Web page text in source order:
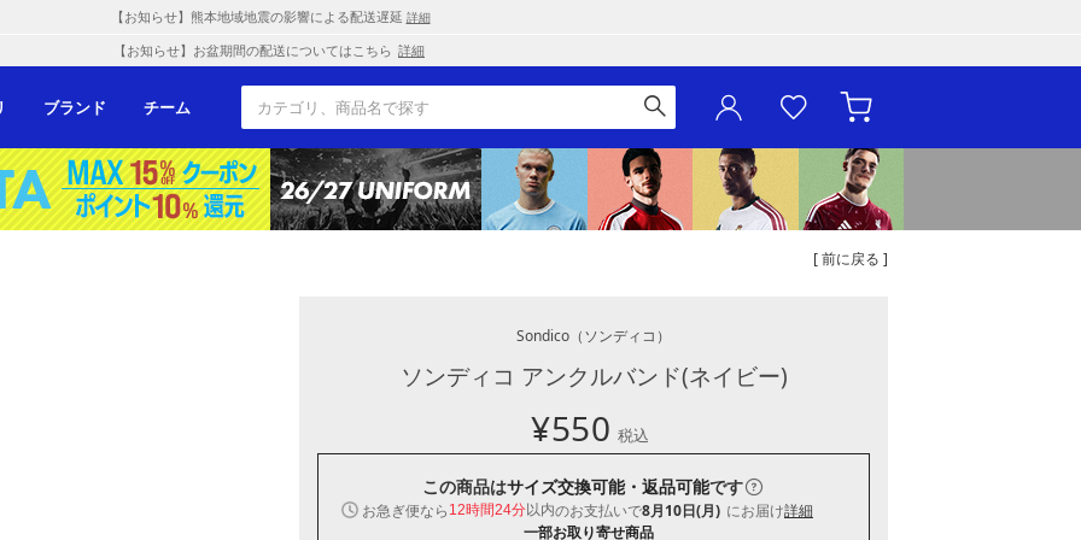
【お知らせ】熊本地域地震の影響による配送遅延 詳細
【お知らせ】お盆期間の配送についてはこちら 詳細
ブランド チーム
[ 前に戻る ]
Sondico （ソンディコ）
ソンディコ アンクルバンド(ネイビー)
¥550 税込
この商品はサイズ交換可能・返品可能です
お急ぎ便なら 12時間24分以内のお支払いで8月10日(月) にお届け詳細
一部お取り寄せ商品